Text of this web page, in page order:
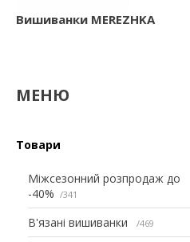
Вишиванки MEREZHKA
Товари
Міжсезонний розпродаж до
-40%
341
В'язані вишиванки 469